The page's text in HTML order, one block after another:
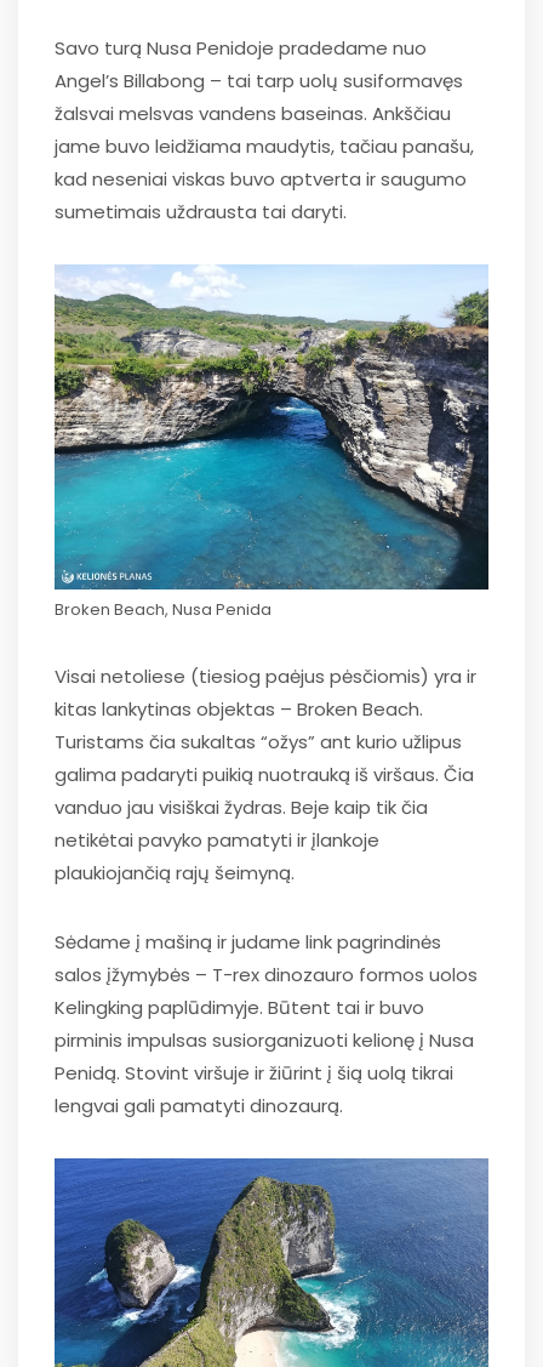
Savo turą Nusa Penidoje pradedame nuo
Angel’s Billabong – tai tarp uolų susiformavęs
žalsvai melsvas vandens baseinas. Ankščiau
jame buvo leidžiama maudytis, tačiau panašu,
kad neseniai viskas buvo aptverta ir saugumo
sumetimais uždrausta tai daryti.
Broken Beach, Nusa Penida
Visai netoliese (tiesiog paėjus pėsčiomis) yra ir
kitas lankytinas objektas – Broken Beach.
Turistams čia sukaltas “ožys” ant kurio užlipus
galima padaryti puikią nuotrauką iš viršaus. Čia
vanduo jau visiškai žydras. Beje kaip tik čia
netikėtai pavyko pamatyti ir įlankoje
plaukiojančią rajų šeimyną.
Sėdame į mašiną ir judame link pagrindinės
salos įžymybės – T-rex dinozauro formos uolos
Kelingking paplūdimyje. Būtent tai ir buvo
pirminis impulsas susiorganizuoti kelionę į Nusa
Penidą. Stovint viršuje ir žiūrint į šią uolą tikrai
lengvai gali pamatyti dinozaurą.